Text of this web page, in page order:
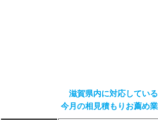
滋賀県内に対応している
今月の相見積もりお薦め